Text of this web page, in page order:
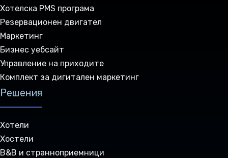
Хотелска PMS програма
Резервационен двигател
Маркетинг
Бизнес уебсайт
Управление на приходите
Комплект за дигитален маркетинг
Решения
Хотели
Хостели
B&B и странноприемници